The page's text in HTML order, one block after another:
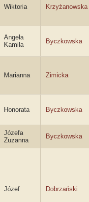
Wiktoria Krzyżanowska
Angela
Kamila
Byczkowska
Marianna Zimicka
Honorata Byczkowska
Józefa
Zuzanna
Byczkowska
Józef Dobrzański